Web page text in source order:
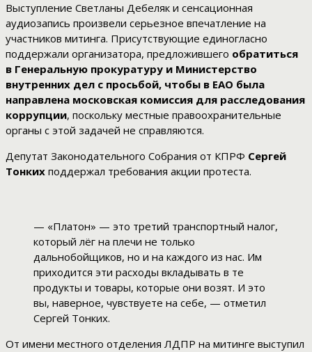
Выступление Светланы Дебеляк и сенсационная
аудиозапись произвели серьезное впечатление на
участников митинга. Присутствующие единогласно
поддержали организатора, предложившего обратиться
в Генеральную прокуратуру и Министерство
внутренних дел с просьбой, чтобы в ЕАО была
направлена московская комиссия для расследования
коррупции, поскольку местные правоохранительные
органы с этой задачей не справляются.
Депутат Законодательного Собрания от КПРФ Сергей
Тонких поддержал требования акции протеста.
— «Платон» — это третий транспортный налог,
который лёг на плечи не только
дальнобойщиков, но и на каждого из нас. Им
приходится эти расходы вкладывать в те
продукты и товары, которые они возят. И это
вы, наверное, чувствуете на себе, — отметил
Сергей Тонких.
От имени местного отделения ЛДПР на митинге выступил